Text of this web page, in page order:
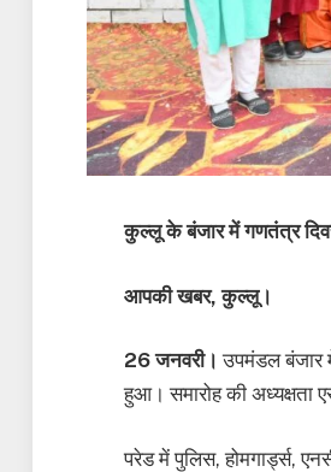
कुल्लू के बंजार में गणतंत्र
आपकी खबर, कुल्लू।
26 जनवरी। उपमंडल बंजार
हुआ। समारोह की अध्यक्षता
परेड में पुलिस, होमगार्ड्स,